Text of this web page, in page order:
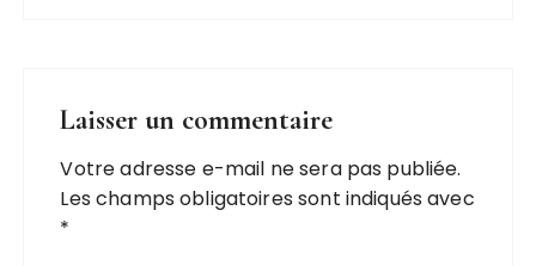
Laisser un commentaire
Votre adresse e-mail ne sera pas publiée.
Les champs obligatoires sont indiqués avec
*
A
l
t